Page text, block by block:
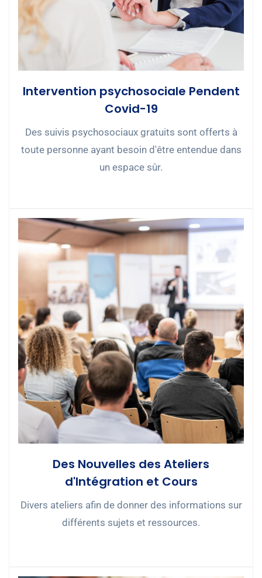
Intervention psychosociale Pendent
Covid-19
Des suivis psychosociaux gratuits sont offerts à
toute personne ayant besoin d'être entendue dans
un espace sûr.
Des Nouvelles des Ateliers
d'Intégration et Cours
Divers ateliers afin de donner des informations sur
différents sujets et ressources.